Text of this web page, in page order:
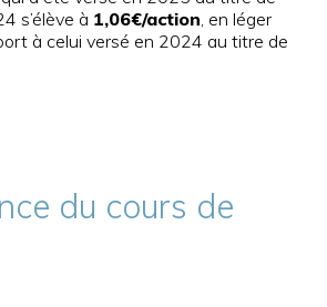
s’élève à 1,06€/action, en léger
à celui versé en 2024 au titre de
du cours de